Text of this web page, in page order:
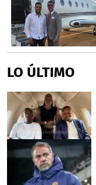
LO ÚLTIMO